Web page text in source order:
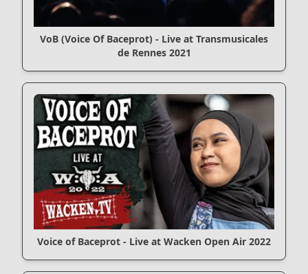
VoB (Voice Of Baceprot) - Live at Transmusicales
de Rennes 2021
Voice of Baceprot - Live at Wacken Open Air 2022